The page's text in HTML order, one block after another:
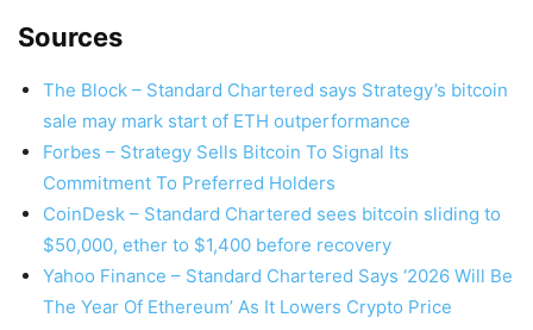
Sources
The Block – Standard Chartered says Strategy’s bitcoin
sale may mark start of ETH outperformance
Forbes – Strategy Sells Bitcoin To Signal Its
Commitment To Preferred Holders
CoinDesk – Standard Chartered sees bitcoin sliding to
$50,000, ether to $1,400 before recovery
Yahoo Finance – Standard Chartered Says ‘2026 Will Be
The Year Of Ethereum’ As It Lowers Crypto Price